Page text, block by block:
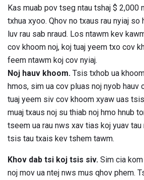
Kas muab pov tseg ntau tshaj $ 2,000
txhua xyoo. Qhov no txaus rau nyiaj
luv rau sab nraud. Los ntawm kev
cov khoom noj, koj tuaj yeem txo cov
feem ntawm koj cov nyiaj.
Noj hauv khoom. Tsis txhob ua
hmos, sim ua cov pluas noj nyob hauv
tuaj yeem siv cov khoom xyaw uas
muaj txaus noj su thiab noj hmo hnub
tseem ua rau nws xav tias koj yuav
tsis tau txais kev tshem tawm.
Khov dab tsi koj tsis siv. Sim cia
noj mov ua ntej nws mus qhov phem.